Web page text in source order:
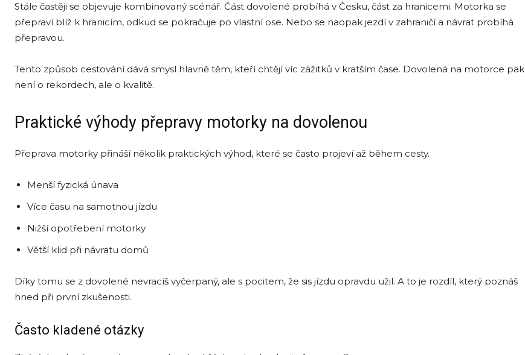
Stále častěji se objevuje kombinovaný scénář. Část dovolené probíhá v Česku, část za hranicemi. Motorka se
přepraví blíž k hranicím, odkud se pokračuje po vlastní ose. Nebo se naopak jezdí v zahraničí a návrat probíhá
přepravou.
Tento způsob cestování dává smysl hlavně těm, kteří chtějí víc zážitků v kratším čase. Dovolená na motorce pak
není o rekordech, ale o kvalitě.
Praktické výhody přepravy motorky na dovolenou
Přeprava motorky přináší několik praktických výhod, které se často projeví až během cesty.
Menší fyzická únava
Více času na samotnou jízdu
Nižší opotřebení motorky
Větší klid při návratu domů
Díky tomu se z dovolené nevracíš vyčerpaný, ale s pocitem, že sis jízdu opravdu užil. A to je rozdíl, který poznáš
hned při první zkušenosti.
Často kladené otázky